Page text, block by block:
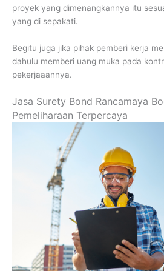
proyek yang dimenangkannya itu
yang di sepakati.
Begitu juga jika pihak pemberi kerja
dahulu memberi uang muka pada
pekerjaaannya.
Jasa Surety Bond Rancamaya
Pemeliharaan Terpercaya